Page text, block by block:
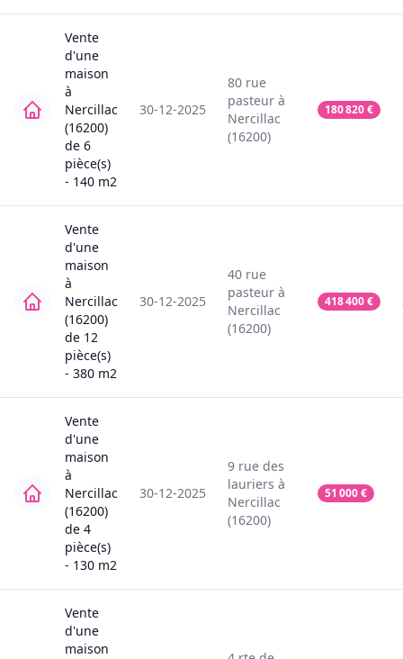
Vente
d'une
maison
à
Nercillac
(16200)
de 6
pièce(s)
- 140 m2
30-12-2025
80 rue
pasteur à
Nercillac
(16200)
180 820€
Vente
d'une
maison
à
Nercillac
(16200)
de 12
pièce(s)
- 380 m2
30-12-2025
40 rue
pasteur à
Nercillac
(16200)
418 400€
Vente
d'une
maison
à
Nercillac
(16200)
de 4
pièce(s)
- 130 m2
30-12-2025
9 rue des
lauriers à
Nercillac
(16200)
51 000€
Vente
d'une
maison